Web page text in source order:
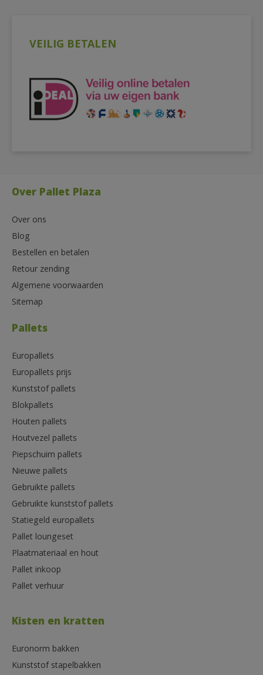
VEILIG BETALEN
Over Pallet Plaza
Over ons
Blog
Bestellen en betalen
Retour zending
Algemene voorwaarden
Sitemap
Pallets
Europallets
Europallets prijs
Kunststof pallets
Blokpallets
Houten pallets
Houtvezel pallets
Piepschuim pallets
Nieuwe pallets
Gebruikte pallets
Gebruikte kunststof pallets
Statiegeld europallets
Pallet loungeset
Plaatmateriaal en hout
Pallet inkoop
Pallet verhuur
Kisten en kratten
Euronorm bakken
Kunststof stapelbakken